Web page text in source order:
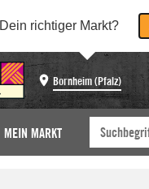
Dein richtiger Markt?
Bornheim (Pfalz)
MEIN MARKT